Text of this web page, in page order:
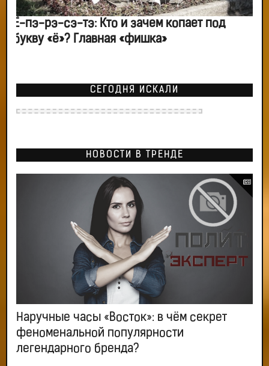
Ё-пэ-рэ-сэ-тэ: Кто и зачем копает под
букву «ё»? Главная «фишка»
СЕГОДНЯ ИСКАЛИ
НОВОСТИ В ТРЕНДЕ
Наручные часы «Восток»: в чём секрет
феноменальной популярности
легендарного бренда?